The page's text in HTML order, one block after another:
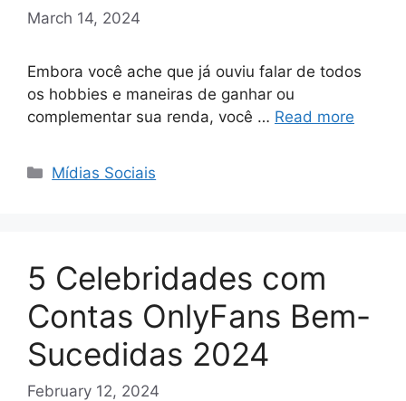
March 14, 2024
Embora você ache que já ouviu falar de todos
os hobbies e maneiras de ganhar ou
complementar sua renda, você … Read more
Categories
Mídias Sociais
5 Celebridades com
Contas OnlyFans Bem-
Sucedidas 2024
February 12, 2024